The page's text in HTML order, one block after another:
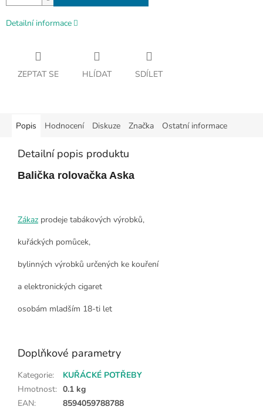
Detailní informace
ZEPTAT SE HLÍDAT SDÍLET
Popis Hodnocení Diskuze Značka Ostatní informace
Detailní popis produktu
Balička rolovačka Aska
Zákaz prodeje tabákových výrobků,
kuřáckých pomůcek,
bylinných výrobků určených ke kouření
a elektronických cigaret
osobám mladším 18-ti let
Doplňkové parametry
Kategorie:
KUŘÁCKÉ POTŘEBY
Hmotnost: 0.1 kg
EAN: 8594059788788